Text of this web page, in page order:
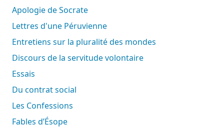
Apologie de Socrate
Lettres d'une Péruvienne
Entretiens sur la pluralité des mondes
Discours de la servitude volontaire
Essais
Du contrat social
Les Confessions
Fables d’Ésope